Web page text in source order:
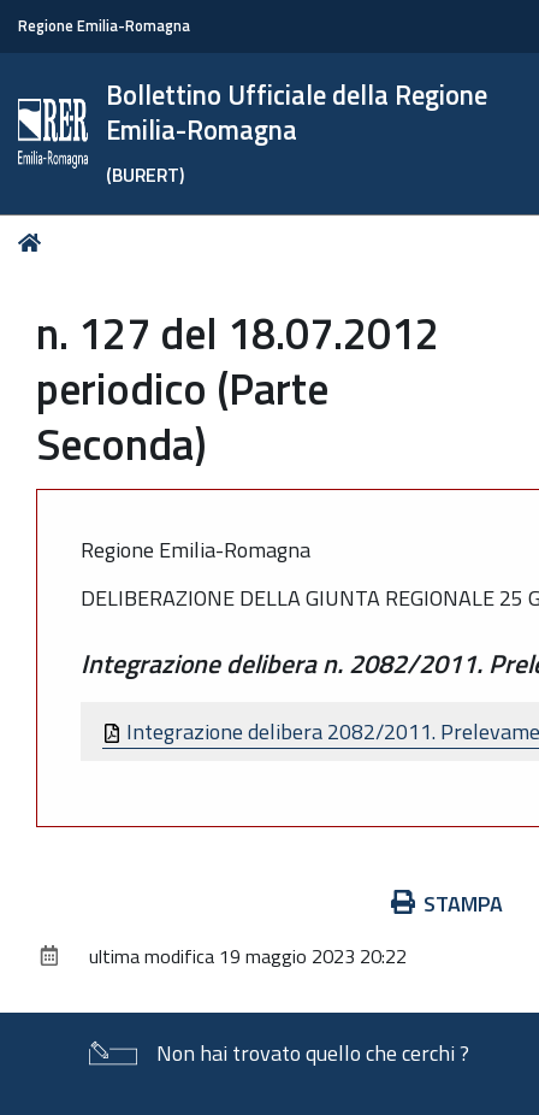
Regione Emilia-Romagna
Bollettino Ufficiale della Regione
Emilia-Romagna
(BURERT)
Tu
n. 127 del 18.07.2012
periodico (Parte
Seconda)
Regione Emilia-Romagna
DELIBERAZIONE DELLA GIUNTA REGIONALE 25
Integrazione delibera n. 2082/2011.
Integrazione delibera 2082/2011.
documento
STAMPA
ultima modifica 19 maggio 2023 20:22
Non hai trovato quello che cerchi ?